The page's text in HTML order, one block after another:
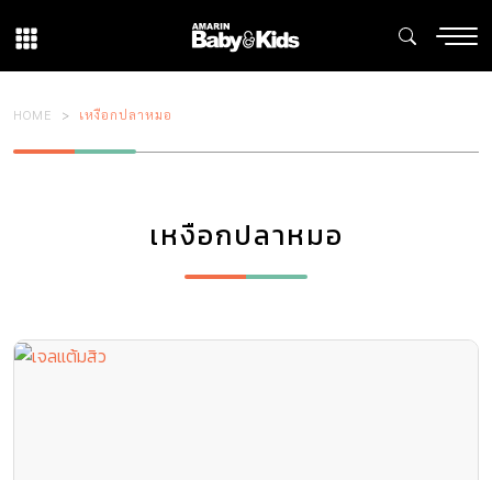
HOME เหงือกปลาหมอ
เหงือกปลาหมอ